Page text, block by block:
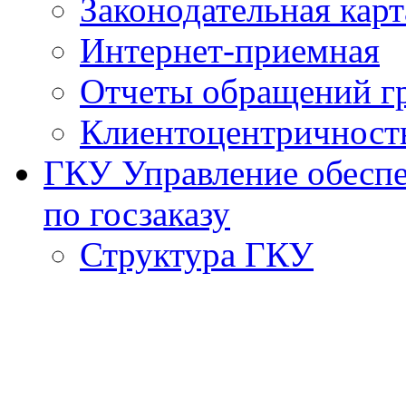
Законодательная
Интернет-приемная
Отчеты обращений
ГКУ Управление
по госзаказу
Структура ГКУ